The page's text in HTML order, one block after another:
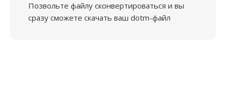
Позвольте файлу сконвертироваться и вы
сразу сможете скачать ваш dotm-файл